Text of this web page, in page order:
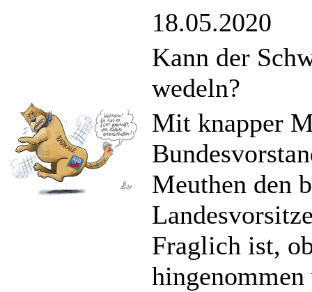
18.05.2020
Kann der
wedeln?
Mit knapper
Meuthen den
Fraglich ist,